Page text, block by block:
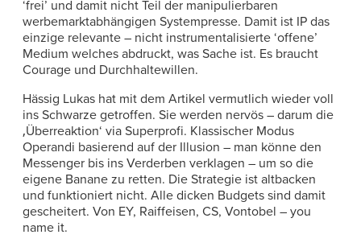
‘frei’ und damit nicht Teil der manipulierbaren
werbemarktabhängigen Systempresse. Damit ist IP das
einzige relevante – nicht instrumentalisierte ‘offene’
Medium welches abdruckt, was Sache ist. Es braucht
Courage und Durchhaltewillen.
Hässig Lukas hat mit dem Artikel vermutlich wieder voll
ins Schwarze getroffen. Sie werden nervös – darum die
‚Überreaktion‘ via Superprofi. Klassischer Modus
Operandi basierend auf der Illusion – man könne den
Messenger bis ins Verderben verklagen – um so die
eigene Banane zu retten. Die Strategie ist altbacken
und funktioniert nicht. Alle dicken Budgets sind damit
gescheitert. Von EY, Raiffeisen, CS, Vontobel – you
name it.